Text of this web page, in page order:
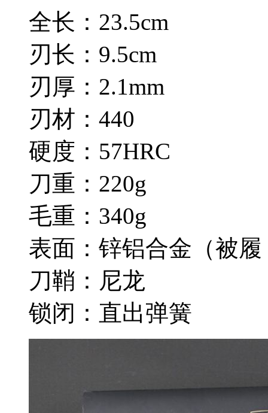
全长：23.5cm
刃长：9.5cm
刃厚：2.1mm
刃材：440
硬度：57HRC
刀重：220g
毛重：340g
表面：锌铝合金（被履
刀鞘：尼龙
锁闭：直出弹簧